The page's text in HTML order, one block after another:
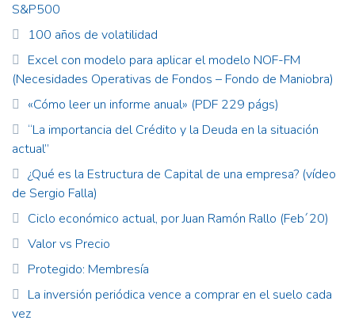
S&P500
100 años de volatilidad
Excel con modelo para aplicar el modelo NOF-FM
(Necesidades Operativas de Fondos – Fondo de Maniobra)
«Cómo leer un informe anual» (PDF 229 págs)
“La importancia del Crédito y la Deuda en la situación
actual”
¿Qué es la Estructura de Capital de una empresa? (vídeo
de Sergio Falla)
Ciclo económico actual, por Juan Ramón Rallo (Feb´20)
Valor vs Precio
Protegido: Membresía
La inversión periódica vence a comprar en el suelo cada
vez